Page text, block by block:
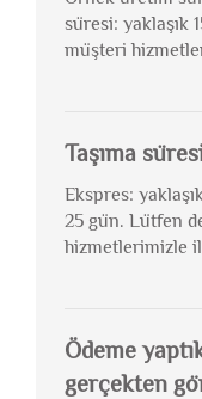
süresi: yaklaşık
müşteri
Taşıma
Ekspres:
25 gün. Lütfen
hizmetlerimizle
Ödeme
gerçekten